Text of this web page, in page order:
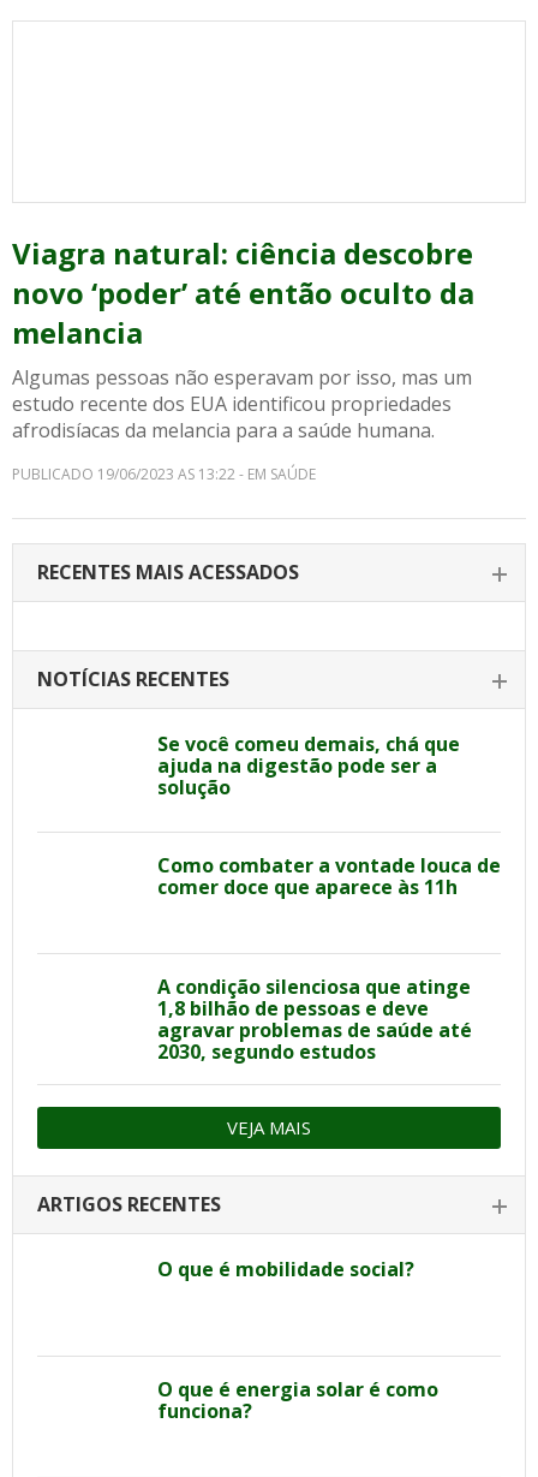
Viagra natural: ciência descobre
novo ‘poder’ até então oculto da
melancia
Algumas pessoas não esperavam por isso, mas um
estudo recente dos EUA identificou propriedades
afrodisíacas da melancia para a saúde humana.
PUBLICADO 19/06/2023 AS 13:22 - EM SAÚDE
RECENTES MAIS ACESSADOS
NOTÍCIAS RECENTES
Se você comeu demais, chá que
ajuda na digestão pode ser a
solução
Como combater a vontade louca de
comer doce que aparece às 11h
A condição silenciosa que atinge
1,8 bilhão de pessoas e deve
agravar problemas de saúde até
2030, segundo estudos
VEJA MAIS
ARTIGOS RECENTES
O que é mobilidade social?
O que é energia solar é como
funciona?